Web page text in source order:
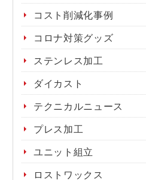
コスト削減化事例
コロナ対策グッズ
ステンレス加工
ダイカスト
テクニカルニュース
プレス加工
ユニット組立
ロストワックス